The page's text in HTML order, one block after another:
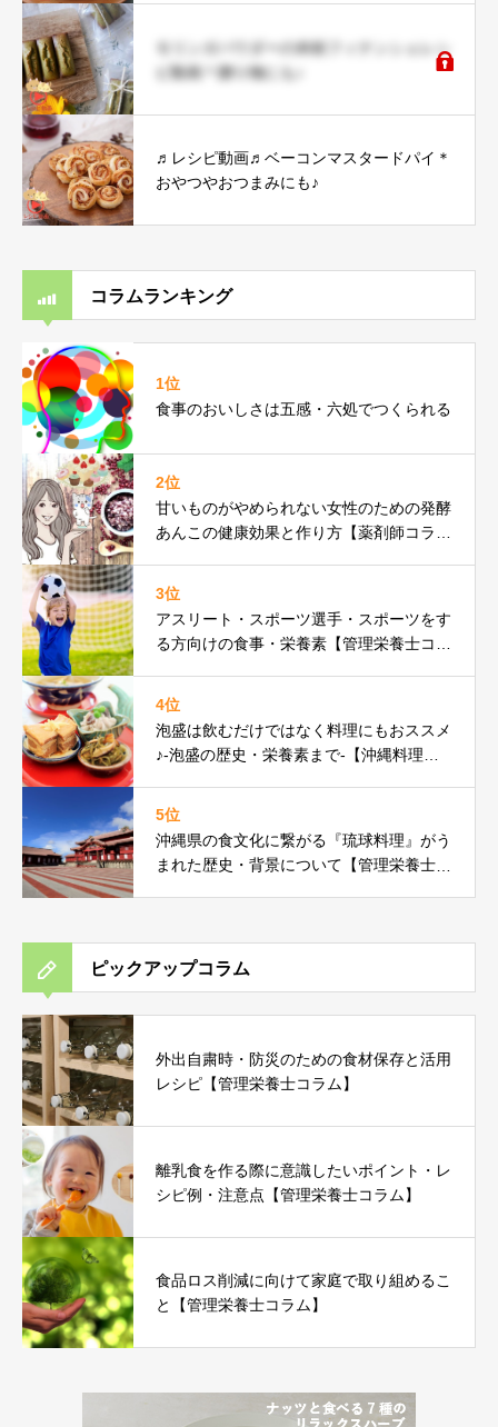
モリンガパウダーの米粉フィナンシェレシ
ピ動画＊贈り物にも♪
♬レシピ動画♬ベーコンマスタードパイ＊
おやつやおつまみにも♪
コラムランキング
1位
食事のおいしさは五感・六処でつくられる
2位
甘いものがやめられない女性のための発酵
あんこの健康効果と作り方【薬剤師コラ
3位
アスリート・スポーツ選手・スポーツをす
る方向けの食事・栄養素【管理栄養士コラ
4位
泡盛は飲むだけではなく料理にもおススメ
♪-泡盛の歴史・栄養素まで-【沖縄料理研
5位
沖縄県の食文化に繋がる『琉球料理』がう
まれた歴史・背景について【管理栄養士コ
ピックアップコラム
外出自粛時・防災のための食材保存と活用
レシピ【管理栄養士コラム】
離乳食を作る際に意識したいポイント・レ
シピ例・注意点【管理栄養士コラム】
食品ロス削減に向けて家庭で取り組めるこ
と【管理栄養士コラム】